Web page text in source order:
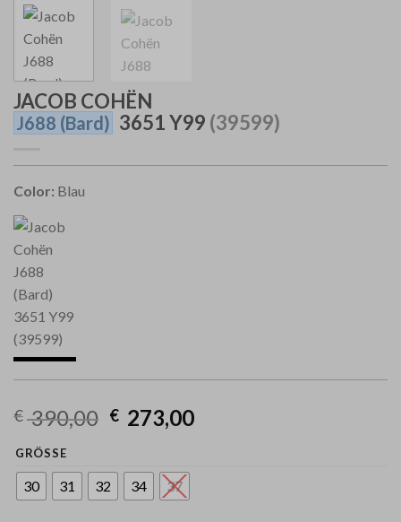
JACOB COHËN
J688 (Bard) 3651 Y99 (39599)
Color: Blau
€390,00 € 273,00
GRÖSSE
30 31 32 34 37